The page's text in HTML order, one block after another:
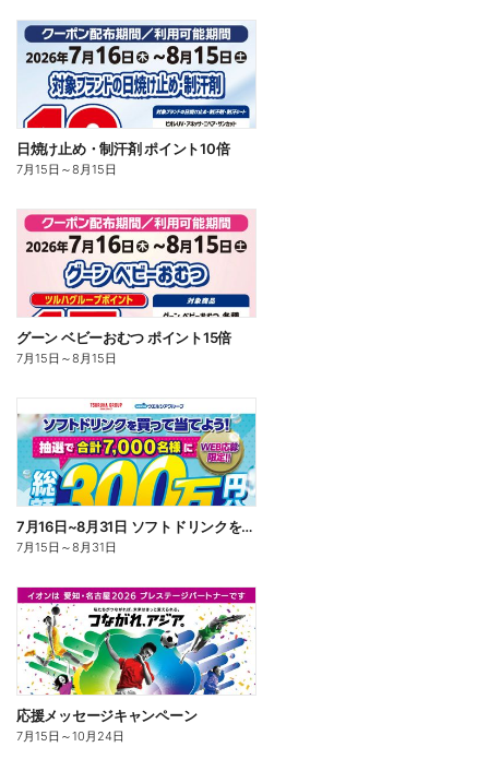
日焼け止め・制汗剤 ポイント10倍
7月15日 ～8月15日
グーン ベビーおむつ ポイント15倍
7月15日 ～8月15日
7月16日~8月31日 ソフトドリンクを買って当てよう!
7月15日 ～8月31日
応援メッセージキャンペーン
7月15日 ～10月24日